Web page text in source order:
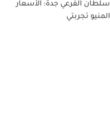
سلطان الفرعي جدة: الأسعار
المنيو تجربتي